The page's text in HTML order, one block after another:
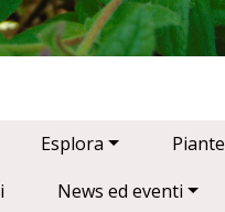
Esplora
Piante
News ed eventi